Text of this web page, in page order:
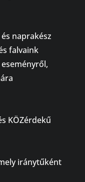
naprakész
falvaink
KÖZérdekű
iránytűként